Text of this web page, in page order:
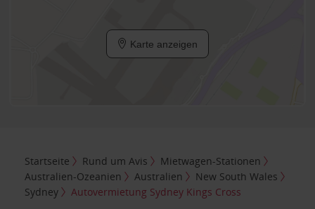
Karte anzeigen
Startseite Rund um Avis
Mietwagen-Stationen
Australien-Ozeanien
Australien
New South Wales
Sydney
Autovermietung Sydney Kings Cross